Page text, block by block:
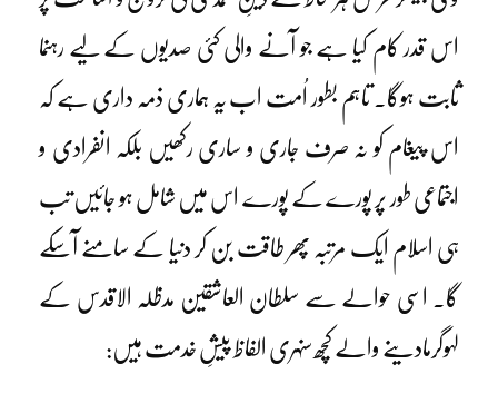
اس قدر کام کیا ہے جو آنے والی کئی صدیوں کے لیے رہنما
ثابت ہوگا۔ تاہم بطور اُمت اب یہ ہماری ذمہ داری ہے کہ
اس پیغام کو نہ صرف جاری و ساری رکھیں بلکہ انفرادی و
اجتماعی طور پر پورے کے پورے اس میں شامل ہو جائیں تب
ہی اسلام ایک مرتبہ پھر طاقت بن کر دنیا کے سامنے آسکے
گا۔ اسی حوالے سے سلطان العاشقین مدظلہ الاقدس کے
لہوگرمادینے والے کچھ سنہری الفاظ پیشِ خدمت ہیں: